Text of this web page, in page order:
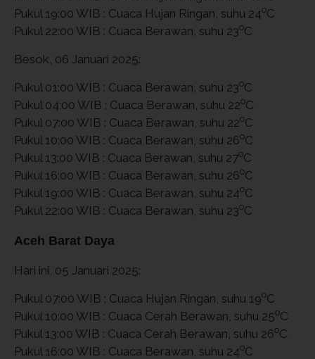
Pukul 19:00 WIB : Cuaca Hujan Ringan, suhu 24oC
Pukul 22:00 WIB : Cuaca Berawan, suhu 23oC
Besok, 06 Januari 2025:
Pukul 01:00 WIB : Cuaca Berawan, suhu 23oC
Pukul 04:00 WIB : Cuaca Berawan, suhu 22oC
Pukul 07:00 WIB : Cuaca Berawan, suhu 22oC
Pukul 10:00 WIB : Cuaca Berawan, suhu 26oC
Pukul 13:00 WIB : Cuaca Berawan, suhu 27oC
Pukul 16:00 WIB : Cuaca Berawan, suhu 26oC
Pukul 19:00 WIB : Cuaca Berawan, suhu 24oC
Pukul 22:00 WIB : Cuaca Berawan, suhu 23oC
Aceh Barat Daya
Hari ini, 05 Januari 2025:
Pukul 07:00 WIB : Cuaca Hujan Ringan, suhu 19oC
Pukul 10:00 WIB : Cuaca Cerah Berawan, suhu 25oC
Pukul 13:00 WIB : Cuaca Cerah Berawan, suhu 26oC
Pukul 16:00 WIB : Cuaca Berawan, suhu 24oC